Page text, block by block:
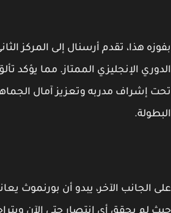
هذا، تقدم أرسنال إلى المركز
الإنجليزي الممتاز. مما يؤكد
إشراف مدربه وتعزيز آمال
الجانب الآخر، يبدو أن بورنموث